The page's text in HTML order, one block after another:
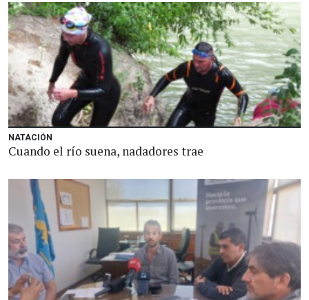
NATACIÓN
Cuando el río suena, nadadores trae